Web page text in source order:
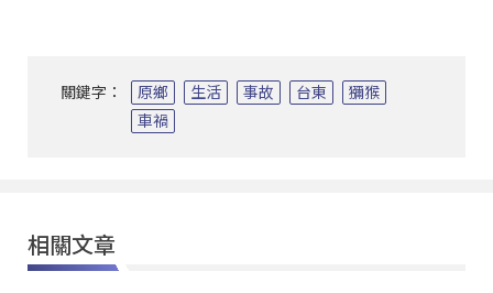
關鍵字： 原鄉 生活 事故 台東
獼猴
車禍
相關文章